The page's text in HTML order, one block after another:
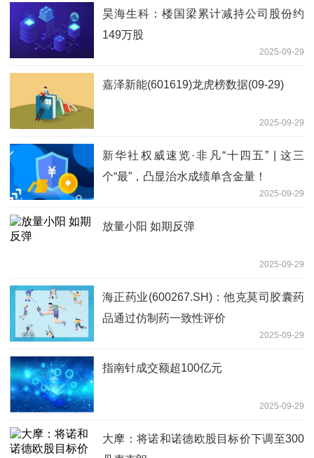
昊海生科：楼国梁累计减持公司股份约
149万股
2025-09-29
嘉泽新能(601619)龙虎榜数据(09-29)
2025-09-29
新华社权威速览·非凡“十四五” | 这三
个“最”，凸显治水成绩单含金量！
2025-09-29
放量小阳 如期反弹
2025-09-29
海正药业(600267.SH)：他克莫司胶囊药
品通过仿制药一致性评价
2025-09-29
指南针成交额超100亿元
2025-09-29
大摩：将诺和诺德欧股目标价下调至300